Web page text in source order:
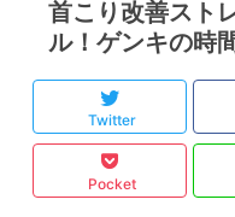
首こり改善スト
ル！ゲンキの時間
Twitter
Pocket